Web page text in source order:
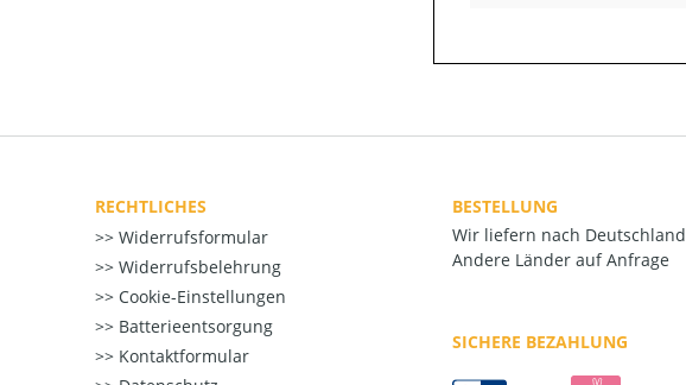
RECHTLICHES
Widerrufsformular
Widerrufsbelehrung
Cookie-Einstellungen
Batterieentsorgung
Kontaktformular
BESTELLUNG
Wir liefern nach Deutschland
Andere Länder auf Anfrage
SICHERE BEZAHLUNG